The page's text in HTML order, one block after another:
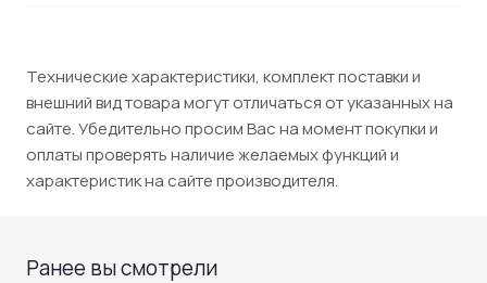
Технические характеристики, комплект поставки и
внешний вид товара могут отличаться от указанных на
сайте. Убедительно просим Вас на момент покупки и
оплаты проверять наличие желаемых функций и
характеристик на сайте производителя.
Ранее вы смотрели